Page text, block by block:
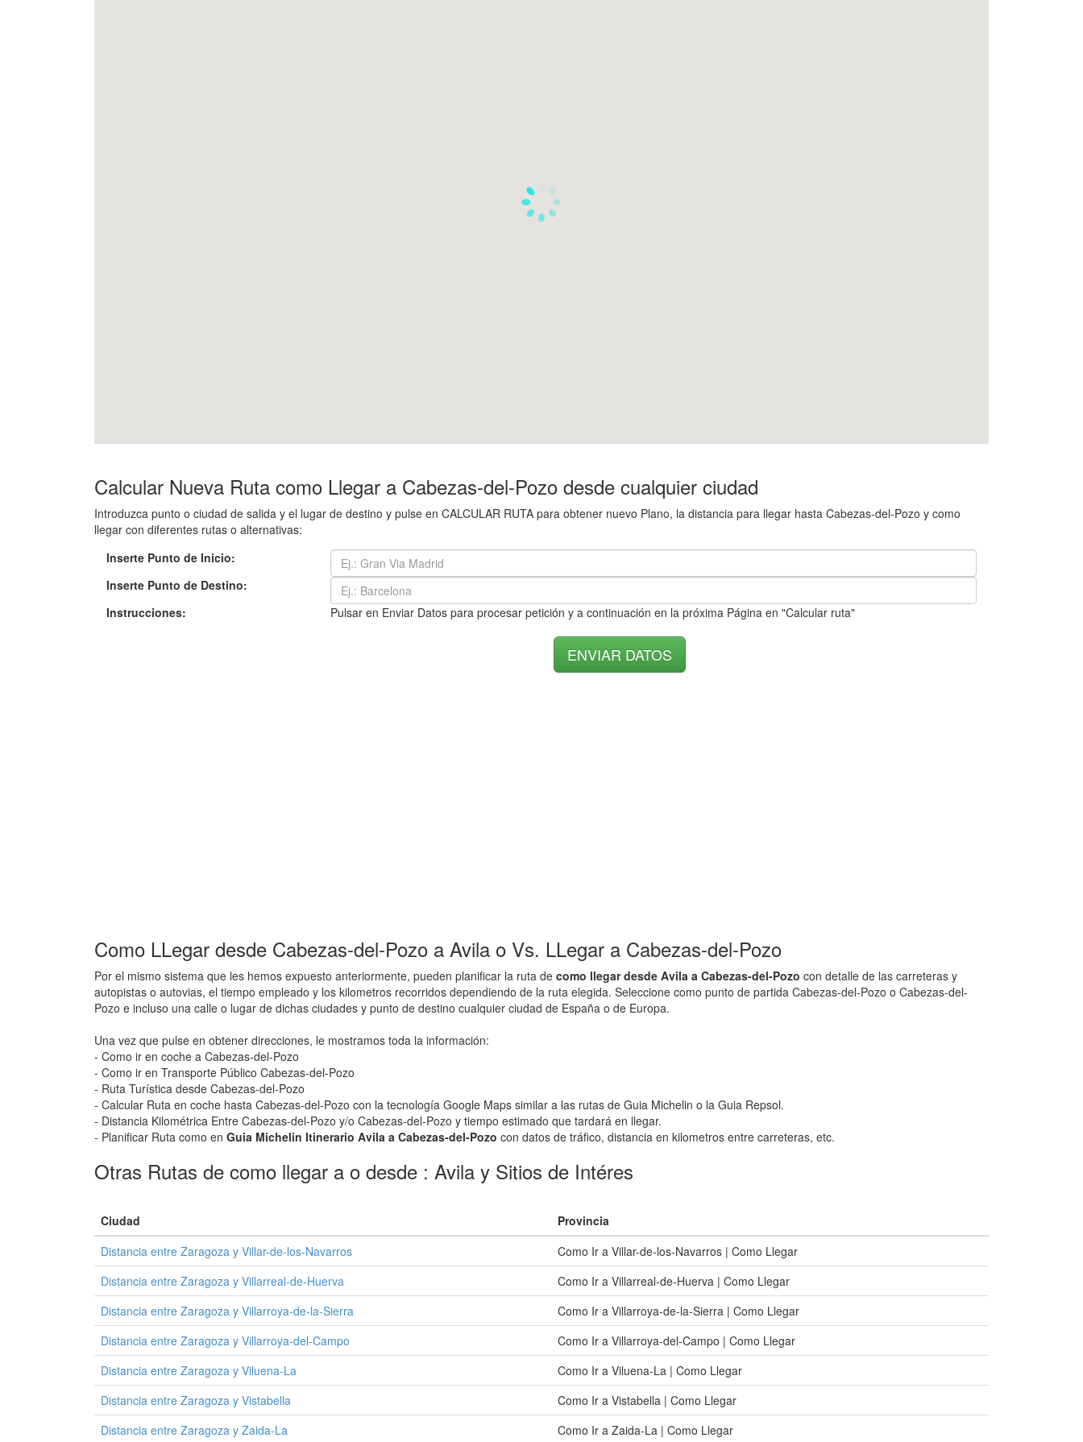
Calcular Nueva Ruta como Llegar a Cabezas-del-Pozo desde cualquier ciudad
Introduzca punto o ciudad de salida y el lugar de destino y pulse en CALCULAR RUTA para obtener nuevo Plano, la distancia para llegar hasta Cabezas-del-Pozo y como
llegar con diferentes rutas o alternativas:
Inserte Punto de Inicio:
Inserte Punto de Destino:
Instrucciones:
Pulsar en Enviar Datos para procesar petición y a continuación en la próxima Página en "Calcular ruta"
Como LLegar desde Cabezas-del-Pozo a Avila o Vs. LLegar a Cabezas-del-Pozo
Por el mismo sistema que les hemos expuesto anteriormente, pueden planificar la ruta de como llegar desde Avila a Cabezas-del-Pozo con detalle de las carreteras y
autopistas o autovias, el tiempo empleado y los kilometros recorridos dependiendo de la ruta elegida. Seleccione como punto de partida Cabezas-del-Pozo o Cabezas-del-
Pozo e incluso una calle o lugar de dichas ciudades y punto de destino cualquier ciudad de España o de Europa.
Una vez que pulse en obtener direcciones, le mostramos toda la información:
- Como ir en coche a Cabezas-del-Pozo
- Como ir en Transporte Público Cabezas-del-Pozo
- Ruta Turística desde Cabezas-del-Pozo
- Calcular Ruta en coche hasta Cabezas-del-Pozo con la tecnología Google Maps similar a las rutas de Guia Michelin o la Guia Repsol.
- Distancia Kilométrica Entre Cabezas-del-Pozo y/o Cabezas-del-Pozo y tiempo estimado que tardará en llegar.
- Planificar Ruta como en Guia Michelin Itinerario Avila a Cabezas-del-Pozo con datos de tráfico, distancia en kilometros entre carreteras, etc.
Otras Rutas de como llegar a o desde : Avila y Sitios de Intéres
Ciudad
Provincia
Distancia entre Zaragoza y Villar-de-los-Navarros
Como Ir a Villar-de-los-Navarros | Como Llegar
Distancia entre Zaragoza y Villarreal-de-Huerva
Como Ir a Villarreal-de-Huerva | Como Llegar
Distancia entre Zaragoza y Villarroya-de-la-Sierra
Como Ir a Villarroya-de-la-Sierra | Como Llegar
Distancia entre Zaragoza y Villarroya-del-Campo
Como Ir a Villarroya-del-Campo | Como Llegar
Distancia entre Zaragoza y Viluena-La
Como Ir a Viluena-La | Como Llegar
Distancia entre Zaragoza y Vistabella
Como Ir a Vistabella | Como Llegar
Distancia entre Zaragoza y Zaida-La
Como Ir a Zaida-La | Como Llegar